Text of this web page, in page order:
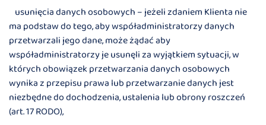
usunięcia danych osobowych – jeżeli zdaniem Klienta nie
ma podstaw do tego, aby współadministratorzy danych
przetwarzali jego dane, może żądać aby
współadministratorzy je usunęli za wyjątkiem sytuacji, w
których obowiązek przetwarzania danych osobowych
wynika z przepisu prawa lub przetwarzanie danych jest
niezbędne do dochodzenia, ustalenia lub obrony roszczeń
(art. 17 RODO),